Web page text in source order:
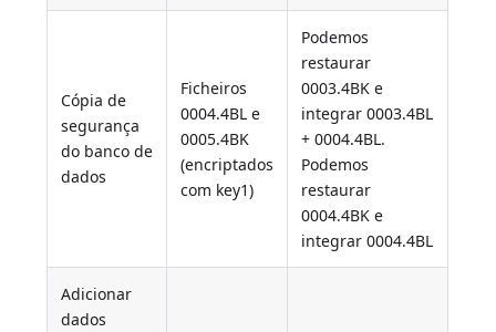
Cópia de
segurança
do banco de
dados
Ficheiros
0004.4BL e
0005.4BK
(encriptados
com key1)
Podemos
restaurar
0003.4BK e
integrar 0003.4BL
+ 0004.4BL.
Podemos
restaurar
0004.4BK e
integrar 0004.4BL
Adicionar
dados